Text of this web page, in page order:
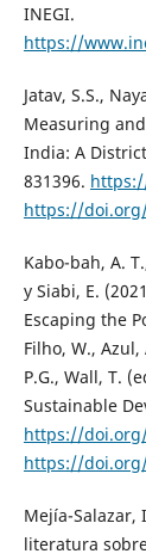
INEGI.
https://
Jatav, S.S.,
Measuring
India: A
831396.
https://
Kabo-bah, A.
y Siabi, E.
Escaping the
Filho, W.,
P.G., Wall, T.
Sustainable
https://doi.org/
https://doi.org/
Mejía-Salazar,
literatura